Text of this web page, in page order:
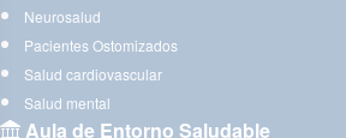
Neurosalud
Pacientes Ostomizados
Salud cardiovascular
Salud mental
Aula de Entorno Saludable